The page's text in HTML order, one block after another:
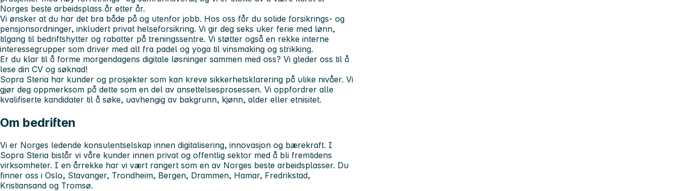
Norges beste arbeidsplass år etter år.
Vi ønsker at du har det bra både på og utenfor jobb. Hos oss får du solide forsikrings- og
pensjonsordninger, inkludert privat helseforsikring. Vi gir deg seks uker ferie med lønn,
tilgang til bedriftshytter og rabatter på treningssentre. Vi støtter også en rekke interne
interessegrupper som driver med alt fra padel og yoga til vinsmaking og strikking.
Er du klar til å forme morgendagens digitale løsninger sammen med oss? Vi gleder oss til å
lese din CV og søknad!
Sopra Steria har kunder og prosjekter som kan kreve sikkerhetsklarering på ulike nivåer. Vi
gjør deg oppmerksom på dette som en del av ansettelsesprosessen. Vi oppfordrer alle
kvalifiserte kandidater til å søke, uavhengig av bakgrunn, kjønn, alder eller etnisitet.
Om bedriften
Vi er Norges ledende konsulentselskap innen digitalisering, innovasjon og bærekraft. I
Sopra Steria bistår vi våre kunder innen privat og offentlig sektor med å bli fremtidens
virksomheter. I en årrekke har vi vært rangert som en av Norges beste arbeidsplasser. Du
finner oss i Oslo, Stavanger, Trondheim, Bergen, Drammen, Hamar, Fredrikstad,
Kristiansand og Tromsø.